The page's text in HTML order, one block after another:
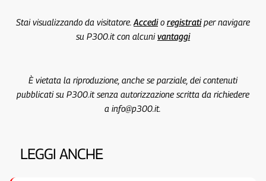
Stai visualizzando da visitatore. Accedio registratiper navigare
su P300.it con alcunivantaggi
È vietata la riproduzione, anche se parziale, dei contenuti
pubblicati su P300.it senza autorizzazione scritta da richiedere
a info@p300.it.
LEGGI ANCHE